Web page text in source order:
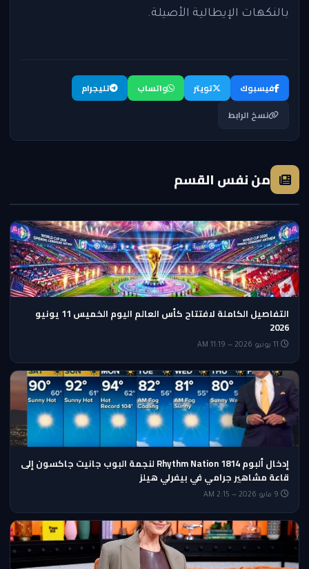
بالنكهات الإيطالية الأصيلة.
فيسبوك تويتر واتساب
تليجرام
نسخ الرابط
من نفس القسم
التفاصيل الكاملة لافتتاح كأس العالم اليوم الخميس 11 يونيو
2026
إدخال ألبوم Rhythm Nation 1814 لنجمة البوب جانيت جاكسون إلى
قاعة مشاهير جرامي في بيفرلي هيلز